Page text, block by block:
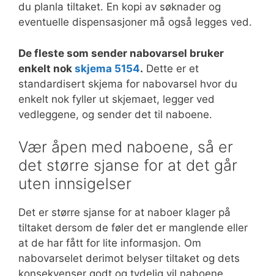
du planla tiltaket. En kopi av søknader og
eventuelle dispensasjoner må også legges ved.
De fleste som sender nabovarsel bruker
enkelt nok skjema 5154. Dette er et
standardisert skjema for nabovarsel hvor du
enkelt nok fyller ut skjemaet, legger ved
vedleggene, og sender det til naboene.
Vær åpen med naboene, så er
det større sjanse for at det går
uten innsigelser
Det er større sjanse for at naboer klager på
tiltaket dersom de føler det er manglende eller
at de har fått for lite informasjon. Om
nabovarselet derimot belyser tiltaket og dets
konsekvenser godt og tydelig vil naboene